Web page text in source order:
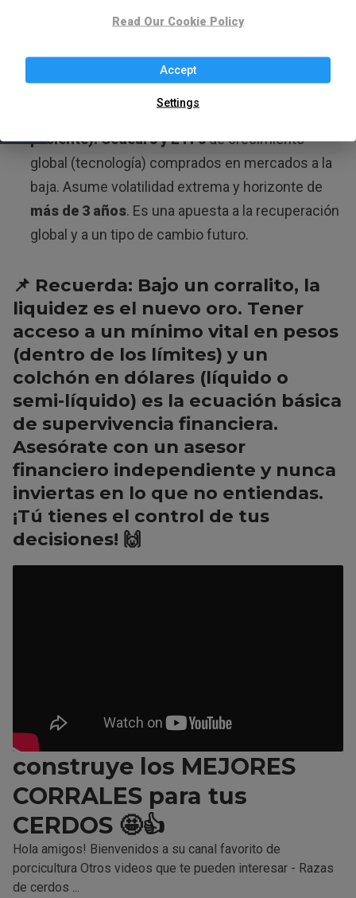
Combinación de Plazo Fijo UVA
defensivos(como utilities o commodities)
comprados vía MEP. Busca un balance.
paciente):Cedears y ETFsde crecimiento
global (tecnología) comprados en mercados a la
baja. Asume volatilidad extrema y horizonte de
más de 3 años. Es una apuesta a la recuperación
global y a un tipo de cambio futuro.
📌 Recuerda: Bajo un corralito, la
liquidez es el nuevo oro. Tener
acceso a un mínimo vital en pesos
(dentro de los límites) y un
colchón en dólares (líquido o
semi-líquido) es la ecuación básica
de supervivencia financiera.
Asesórate con un asesor
financiero independiente y nunca
inviertas en lo que no entiendas.
¡Tú tienes el control de tus
decisiones! 🙌
construye los MEJORES
CORRALES para tus
CERDOS 🤩👍
Hola amigos! Bienvenidos a su canal favorito de
porcicultura Otros videos que te pueden interesar - Razas
de cerdos ...
Read Our Cookie Policy
Accept
Settings